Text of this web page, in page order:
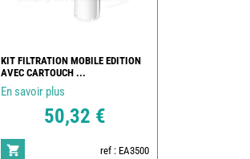
KIT FILTRATION MOBILE EDITION
AVEC CARTOUCH ...
En savoir plus
50,32 €
ref : EA3500